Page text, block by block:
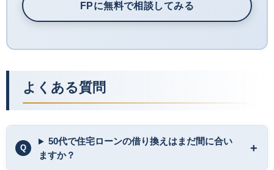
FPに無料で相談してみる
よくある質問
50代で住宅ローンの借り換えはまだ間に合い
ますか？